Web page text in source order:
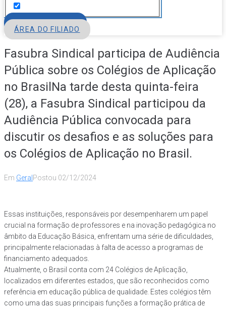
ÁREA DO FILIADO
Fasubra Sindical participa de Audiência
Pública sobre os Colégios de Aplicação
no BrasilNa tarde desta quinta-feira
(28), a Fasubra Sindical participou da
Audiência Pública convocada para
discutir os desafios e as soluções para
os Colégios de Aplicação no Brasil.
Em Geral Postou 02/12/2024
Essas instituições, responsáveis por desempenharem um papel
crucial na formação de professores e na inovação pedagógica no
âmbito da Educação Básica, enfrentam uma série de dificuldades,
principalmente relacionadas à falta de acesso a programas de
financiamento adequados.
Atualmente, o Brasil conta com 24 Colégios de Aplicação,
localizados em diferentes estados, que são reconhecidos como
referência em educação pública de qualidade. Estes colégios têm
como uma das suas principais funções a formação prática de